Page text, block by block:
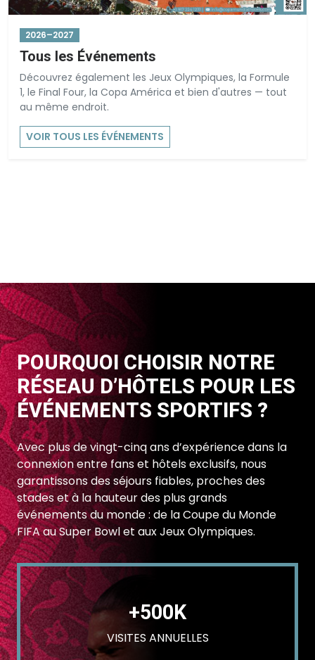
2026–2027
Tous les Événements
Découvrez également les Jeux Olympiques, la Formule
1, le Final Four, la Copa América et bien d'autres — tout
au même endroit.
VOIR TOUS LES ÉVÉNEMENTS
POURQUOI CHOISIR NOTRE
RÉSEAU D’HÔTELS POUR LES
ÉVÉNEMENTS SPORTIFS ?
Avec plus de vingt-cinq ans d’expérience dans la
connexion entre fans et hôtels exclusifs, nous
garantissons des séjours fiables, proches des
stades et à la hauteur des plus grands
événements du monde : de la Coupe du Monde
FIFA au Super Bowl et aux Jeux Olympiques.
+500K
VISITES ANNUELLES